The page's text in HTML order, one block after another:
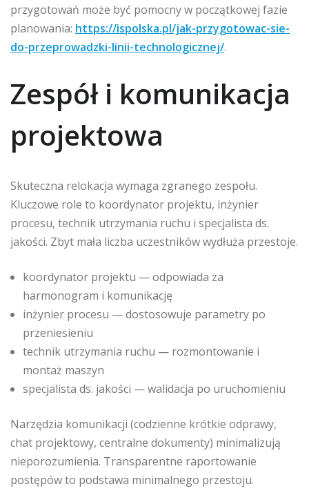
przygotowań może być pomocny w początkowej fazie
planowania: https://ispolska.pl/jak-przygotowac-sie-
do-przeprowadzki-linii-technologicznej/.
Zespół i komunikacja
projektowa
Skuteczna relokacja wymaga zgranego zespołu.
Kluczowe role to koordynator projektu, inżynier
procesu, technik utrzymania ruchu i specjalista ds.
jakości. Zbyt mała liczba uczestników wydłuża przestoje.
koordynator projektu — odpowiada za
harmonogram i komunikację
inżynier procesu — dostosowuje parametry po
przeniesieniu
technik utrzymania ruchu — rozmontowanie i
montaż maszyn
specjalista ds. jakości — walidacja po uruchomieniu
Narzędzia komunikacji (codzienne krótkie odprawy,
chat projektowy, centralne dokumenty) minimalizują
nieporozumienia. Transparentne raportowanie
postępów to podstawa minimalnego przestoju.